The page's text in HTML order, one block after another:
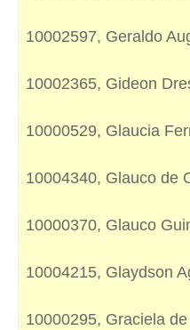
10002597, Geraldo
10002365, Gideon
10000529, Glaucia
10004340, Glauco de
10000370, Glauco
10004215, Glaydson
10000295, Graciela